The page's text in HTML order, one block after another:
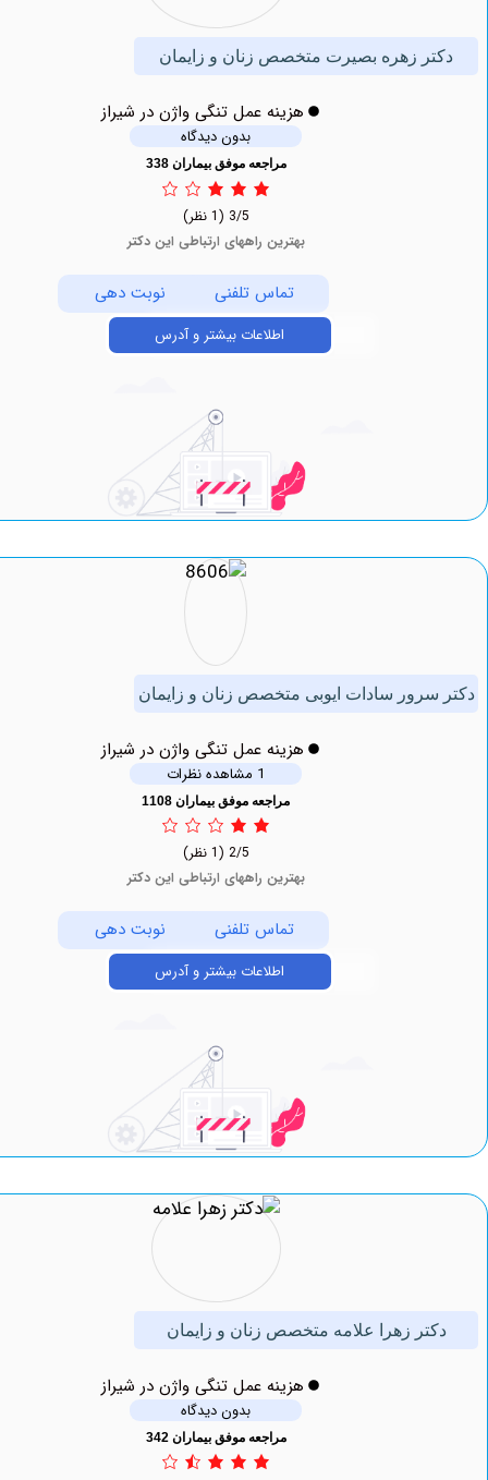
زهره بصیرت متخصص زنان و زایمان
هزینه عمل تنگی واژن در شیراز
بدون دیدگاه
مراجعه موفق بیماران 338
بهترین راههای ارتباطی این دکتر
تماس تلفنی نوبت دهی
اطلاعات بیشتر و آدرس
سادات ایوبی متخصص زنان و زایمان
هزینه عمل تنگی واژن در شیراز
مراجعه موفق بیماران 1108
بهترین راههای ارتباطی این دکتر
تماس تلفنی نوبت دهی
اطلاعات بیشتر و آدرس
زهرا علامه متخصص زنان و زایمان
هزینه عمل تنگی واژن در شیراز
بدون دیدگاه
مراجعه موفق بیماران 342